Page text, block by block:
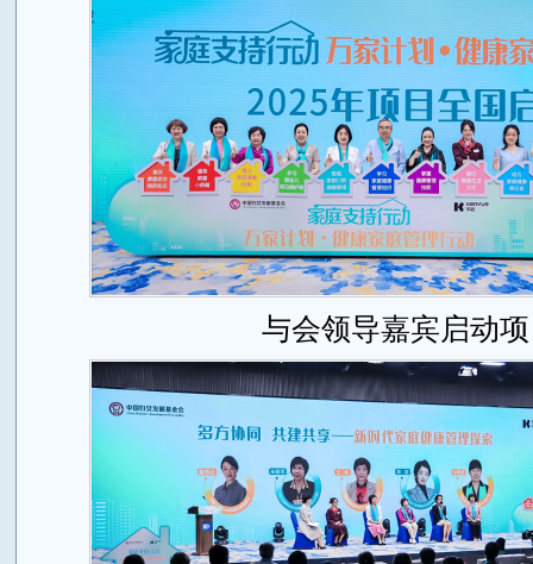
与会领导嘉宾启动